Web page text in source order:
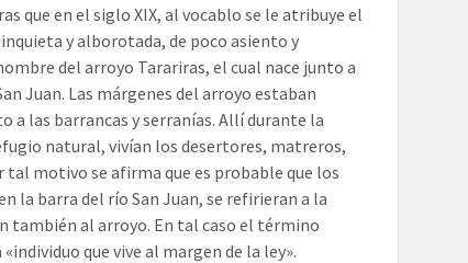
que en el siglo XIX, al vocablo se le atribuye el
y alborotada, de poco asiento y
del arroyo Tarariras, el cual nace junto a
Juan. Las márgenes del arroyo estaban
las barrancas y serranías. Allí durante la
natural, vivían los desertores, matreros,
motivo se afirma que es probable que los
la barra del río San Juan, se refirieran a la
también al arroyo. En tal caso el término
que vive al margen de la ley».